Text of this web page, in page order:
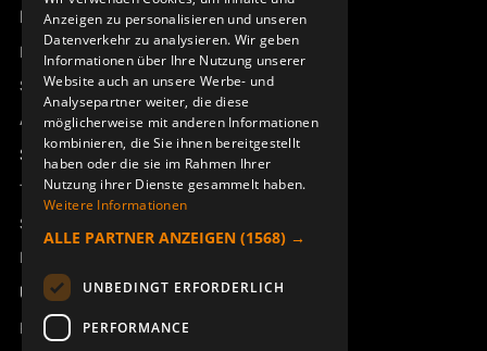
Produktübersicht
Remotus
Sesam
Access_Ctrl
Support
Technischer Support
Service buchen
Handbücher und Videoanleitungen
Über Åkerströms
Kontakt
DEUTSCH
Anzeigen zu personalisieren und unseren
Datenverkehr zu analysieren. Wir geben
Informationen über Ihre Nutzung unserer
Website auch an unsere Werbe- und
Analysepartner weiter, die diese
möglicherweise mit anderen Informationen
kombinieren, die Sie ihnen bereitgestellt
haben oder die sie im Rahmen Ihrer
Nutzung ihrer Dienste gesammelt haben.
Weitere Informationen
ALLE PARTNER ANZEIGEN (1568) →
UNBEDINGT ERFORDERLICH
PERFORMANCE